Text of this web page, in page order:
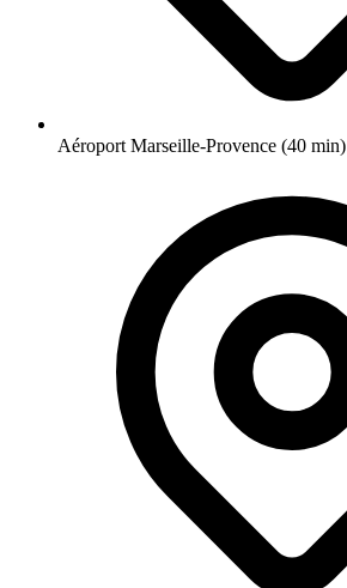
Aéroport Marseille-Provence (40 min)